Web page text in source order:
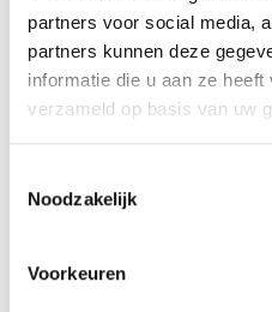
partners voor social media,
partners kunnen deze
informatie die u aan ze
verzameld op basis van uw
Noodzakelijk
Voorkeuren
Wij staan u graag te woord
073-8000266
Gerelateerde